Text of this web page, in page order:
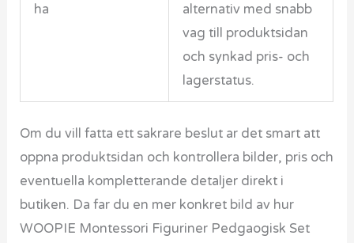
ha
alternativ med snabb
vag till produktsidan
och synkad pris- och
lagerstatus.
Om du vill fatta ett sakrare beslut ar det smart att
oppna produktsidan och kontrollera bilder, pris och
eventuella kompletterande detaljer direkt i
butiken. Da far du en mer konkret bild av hur
WOOPIE Montessori Figuriner Pedgaogisk Set